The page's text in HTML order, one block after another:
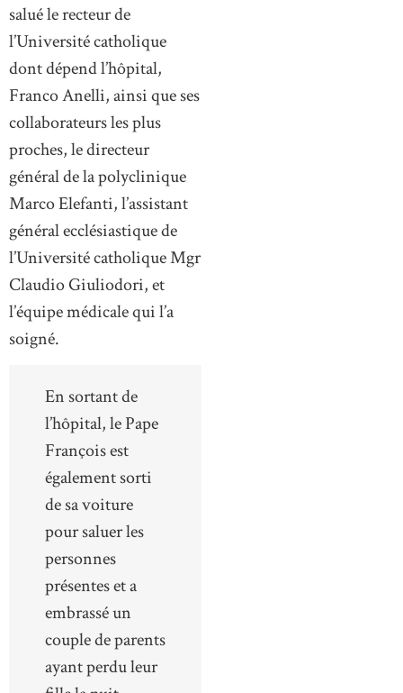
salué le recteur de
l’Université catholique
dont dépend l’hôpital,
Franco Anelli, ainsi que ses
collaborateurs les plus
proches, le directeur
général de la polyclinique
Marco Elefanti, l’assistant
général ecclésiastique de
l’Université catholique Mgr
Claudio Giuliodori, et
l’équipe médicale qui l’a
soigné.
En sortant de
l’hôpital, le Pape
François est
également sorti
de sa voiture
pour saluer les
personnes
présentes et a
embrassé un
couple de parents
ayant perdu leur